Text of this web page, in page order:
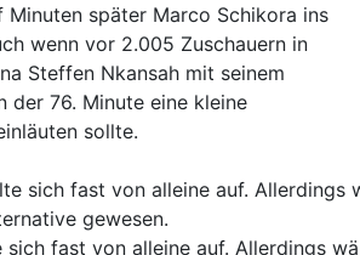
Minuten später Marco Schikora ins
wenn vor 2.005 Zuschauern in
Steffen Nkansah mit seinem
der 76. Minute eine kleine
sollte.
fast von alleine auf. Allerdings